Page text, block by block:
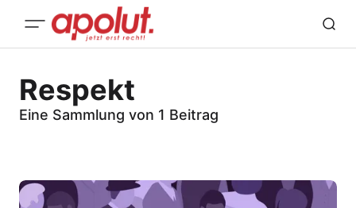
Respekt
Eine Sammlung von 1 Beitrag